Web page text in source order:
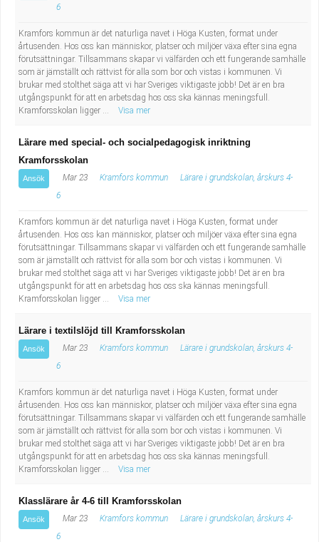
6
Kramfors kommun är det naturliga navet i Höga Kusten, format under
årtusenden. Hos oss kan människor, platser och miljöer växa efter sina egna
förutsättningar. Tillsammans skapar vi välfärden och ett fungerande samhälle
som är jämställt och rättvist för alla som bor och vistas i kommunen. Vi
brukar med stolthet säga att vi har Sveriges viktigaste jobb! Det är en bra
utgångspunkt för att en arbetsdag hos oss ska kännas meningsfull.
Kramforsskolan ligger ...
Visa mer
Lärare med special- och socialpedagogisk inriktning
Kramforsskolan
Ansök Mar 23 Kramfors kommun
Lärare i grundskolan, årskurs 4-
6
Kramfors kommun är det naturliga navet i Höga Kusten, format under
årtusenden. Hos oss kan människor, platser och miljöer växa efter sina egna
förutsättningar. Tillsammans skapar vi välfärden och ett fungerande samhälle
som är jämställt och rättvist för alla som bor och vistas i kommunen. Vi
brukar med stolthet säga att vi har Sveriges viktigaste jobb! Det är en bra
utgångspunkt för att en arbetsdag hos oss ska kännas meningsfull.
Kramforsskolan ligger ...
Visa mer
Lärare i textilslöjd till Kramforsskolan
Ansök Mar 23 Kramfors kommun
Lärare i grundskolan, årskurs 4-
6
Kramfors kommun är det naturliga navet i Höga Kusten, format under
årtusenden. Hos oss kan människor, platser och miljöer växa efter sina egna
förutsättningar. Tillsammans skapar vi välfärden och ett fungerande samhälle
som är jämställt och rättvist för alla som bor och vistas i kommunen. Vi
brukar med stolthet säga att vi har Sveriges viktigaste jobb! Det är en bra
utgångspunkt för att en arbetsdag hos oss ska kännas meningsfull.
Kramforsskolan ligger ...
Visa mer
Klasslärare år 4-6 till Kramforsskolan
Ansök Mar 23 Kramfors kommun
Lärare i grundskolan, årskurs 4-
6